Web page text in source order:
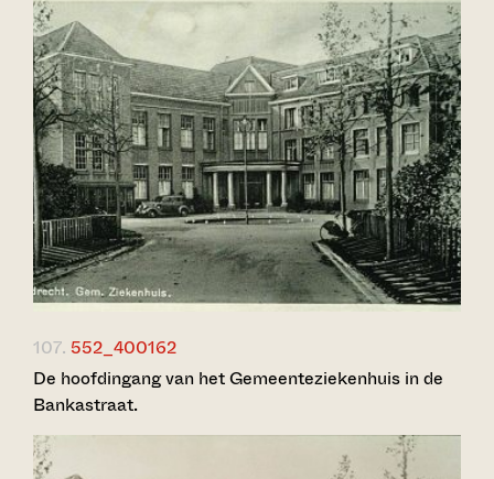
107. 552_400162
De hoofdingang van het Gemeenteziekenhuis in de
Bankastraat.